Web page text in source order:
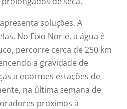
soluções. A
No Eixo Norte, a água é
percorre cerca de 250 km
a gravidade de
a enormes estações de
na última semana de
próximos à